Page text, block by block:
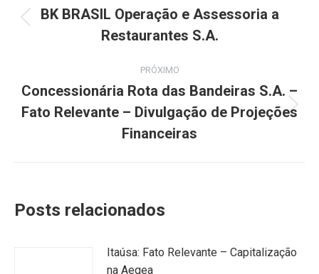
de
Post
anterior:
BK BRASIL Operação e Assessoria a
Restaurantes S.A.
PRÓXIMO
Próximo
post:
Concessionária Rota das Bandeiras S.A. –
Fato Relevante – Divulgação de Projeções
Financeiras
Posts relacionados
Itaúsa: Fato Relevante – Capitalização
na Aegea